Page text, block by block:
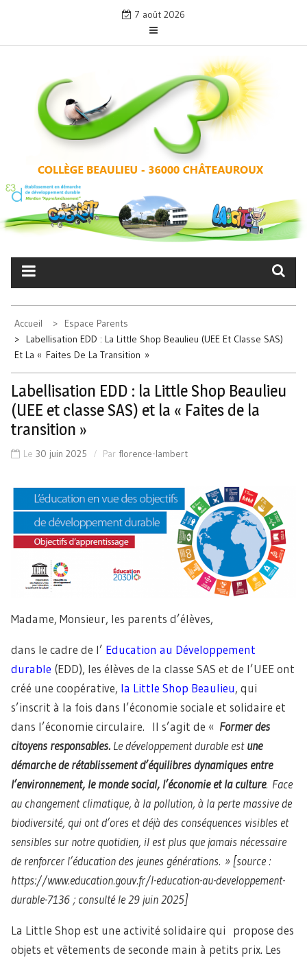
content
7 août 2026
COLLÈGE BEAULIEU –
CHÂTEAUROUX
Accueil
Espace Parents
Labellisation EDD : La Little Shop Beaulieu (UEE Et Classe SAS)
Et La « Faites De La Transition »
Labellisation EDD : la Little Shop Beaulieu
(UEE et classe SAS) et la « Faites de la
transition »
Le 30 juin 2025 Par florence-lambert
Madame, Monsieur, les parents d’élèves,
dans le cadre de l’ Education au Développement
durable (EDD), les élèves de la classe SAS et de l’UEE ont
créé une coopérative, la Little Shop Beaulieu, qui
s’inscrit à la fois dans l’économie sociale et solidaire et
dans l’économie circulaire. Il s’agit de « Former des
citoyens responsables. Le développement durable estune
démarche de rétablissement d’équilibres dynamiques entre
l’environnement, le monde social, l’économie et la culture. Face
au changement climatique, à la pollution, à la perte massive de
biodiversité, qui ont d’ores et déjà des conséquences visibles et
sensibles sur notre quotidien, il est plus que jamais nécessaire
de renforcer l’éducation des jeunes générations. » [source :
https://www.education.gouv.fr/l-education-au-developpement-
durable-7136 ; consulté le 29 juin 2025]
La Little Shop est une activité solidaire qui propose des
objets et vêtements de seconde main à petits prix. Les